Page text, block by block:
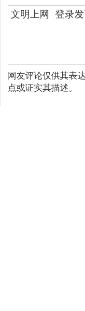
网友评论仅供其表
点或证实其描述。